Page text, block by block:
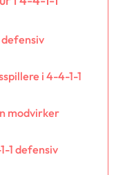
i 4-4-1-1
modvirker
1 defensiv